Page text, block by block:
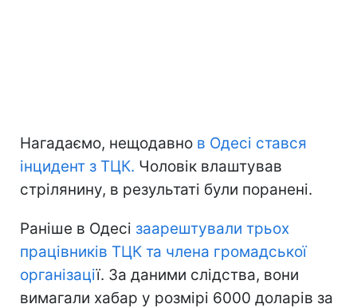
Нагадаємо, нещодавно в Одесі стався
інцидент з ТЦК. Чоловік влаштував
стрілянину, в результаті були поранені.
Раніше в Одесі заарештували трьох
працівників ТЦК та члена громадської
організації. За даними слідства, вони
вимагали хабар у розмірі 6000 доларів за